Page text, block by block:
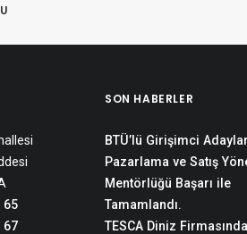
65
67
SON HABERLER
BTÜ’lü Girişimci
Pazarlama ve Satış
Mentörlüğü Başarı ile
Tamamlandı.
TESCA Diniz